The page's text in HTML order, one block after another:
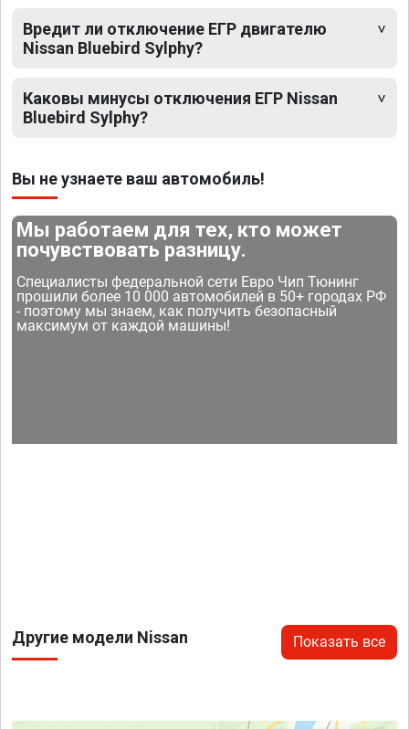
Вредит ли отключение ЕГР двигателю
Nissan Bluebird Sylphy?
Каковы минусы отключения ЕГР Nissan
Bluebird Sylphy?
Вы не узнаете ваш автомобиль!
Мы работаем для тех, кто может
почувствовать разницу.
Специалисты федеральной сети Евро Чип Тюнинг
прошили более 10 000 автомобилей в 50+ городах РФ
- поэтому мы знаем, как получить безопасный
максимум от каждой машины!
Другие модели Nissan Показать все